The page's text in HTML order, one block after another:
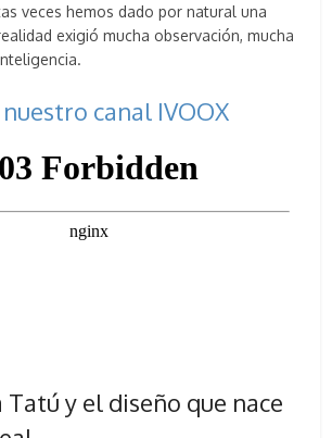
veces hemos dado por natural una
exigió mucha observación, mucha
nuestro canal IVOOX
y el diseño que nace